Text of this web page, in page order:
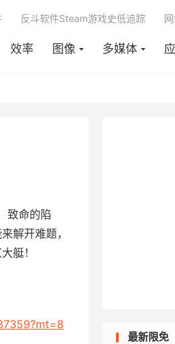
效率 图像 多媒体
反斗软件Steam游戏史低追踪
致命的陷
解开难题，
艇！
最新限免